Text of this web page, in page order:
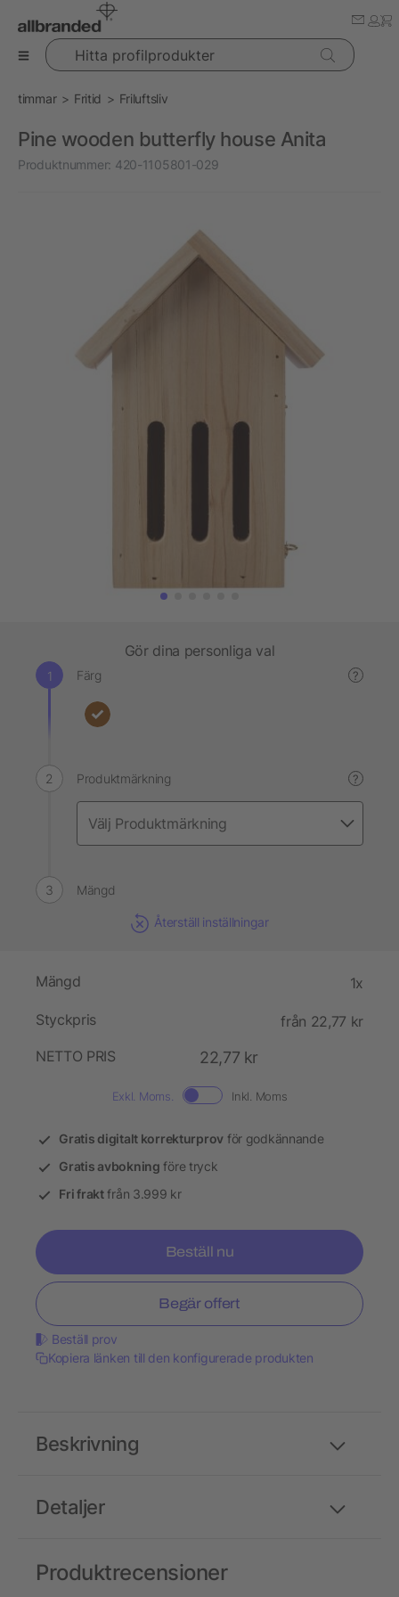
Hitta profilprodukter
timmar Fritid Friluftsliv
Pine wooden butterfly house Anita
Produktnummer: 420-1105801-029
Gör dina personliga val
Färg ?
Produktmärkning ?
Mängd
Återställ inställningar
Mängd 1x
Styckpris
från 22,77 kr
NETTO PRIS
22,77 kr
Exkl. Moms. Inkl. Moms
Gratis digitalt korrekturprov för godkännande
Gratis avbokning före tryck
Fri fraktfrån 3.999 kr
Beställ nu
Begär offert
Beställ prov
Kopiera länken till den konfigurerade produkten
Detaljer
Beskrivning
Produktrecensioner